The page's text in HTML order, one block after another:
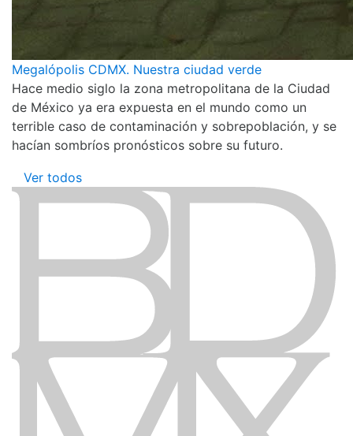
Megalópolis CDMX. Nuestra ciudad verde
Hace medio siglo la zona metropolitana de la Ciudad
de México ya era expuesta en el mundo como un
terrible caso de contaminación y sobrepoblación, y se
hacían sombríos pronósticos sobre su futuro.
Ver todos